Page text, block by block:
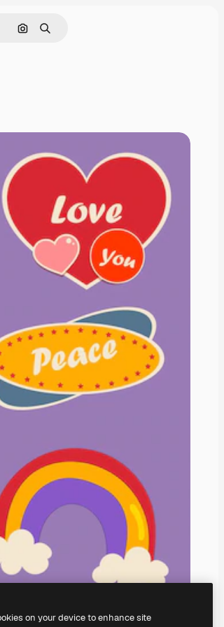
Nach Bild suchen
Suchen
on your device to enhance site